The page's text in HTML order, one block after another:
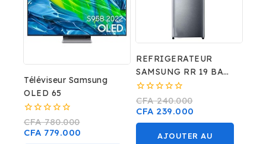
Téléviseur Samsung
OLED 65
0
sur
5
CFA780.000
CFA 779.000
REFRIGERATEUR
SAMSUNG RR 19 BAR
J2146 / RR 21J3146
S8
0
sur
5
CFA240.000
CFA 239.000
AJOUTER AU